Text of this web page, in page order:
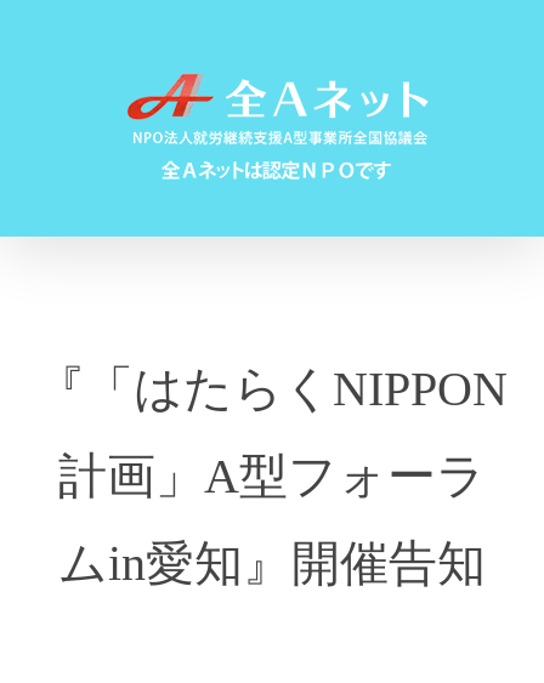
『「はたらくNIPPON
計画」A型フォーラ
ムin愛知』開催告知